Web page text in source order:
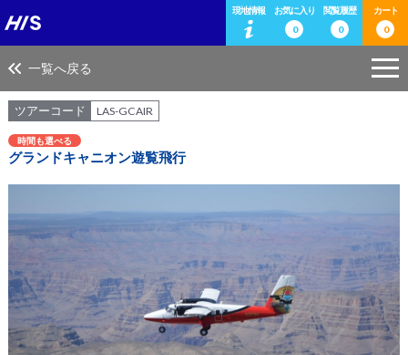
現地情報
お気に入り
0
閲覧履歴
0
カート
0
一覧へ戻る
ツアーコード LAS-GCAIR
時間も選べる
グランドキャニオン遊覧飛行